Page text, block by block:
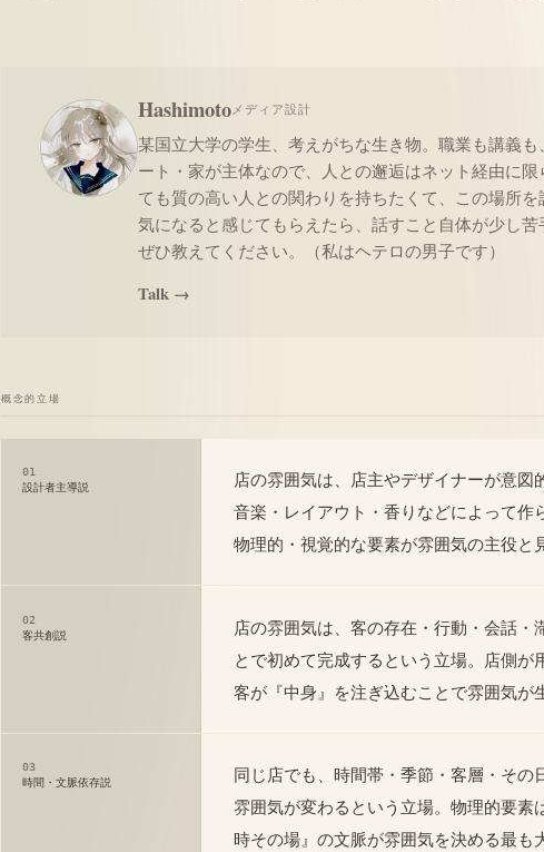
Hashimotoメディア設計
某国立大学の学生、考えがちな生き物。職業も講義
ート・家が主体なので、人との邂逅はネット経由に限
ても質の高い人との関わりを持ちたくて、この場所
気になると感じてもらえたら、話すこと自体が少し苦
ぜひ教えてください。（私はヘテロの男子です）
Talk →
概念的立場
01
設計者主導説
店の雰囲気は、店主やデザイナーが意図
音楽・レイアウト・香りなどによって作
物理的・視覚的な要素が雰囲気の主役と
02
客共創説
店の雰囲気は、客の存在・行動・会話・
とで初めて完成するという立場。店側が
客が『中身』を注ぎ込むことで雰囲気が
03
時間・文脈依存説
同じ店でも、時間帯・季節・客層・その
雰囲気が変わるという立場。物理的要素
時その場』の文脈が雰囲気を決める最も